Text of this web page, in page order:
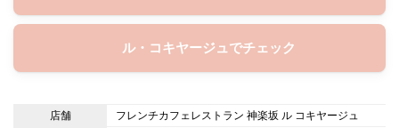
ル・コキヤージュでチェック
店舗
フレンチカフェレストラン 神楽坂 ル コキヤージュ